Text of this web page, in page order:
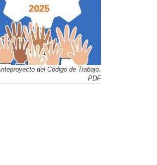
del Código de Trabajo.
PDF